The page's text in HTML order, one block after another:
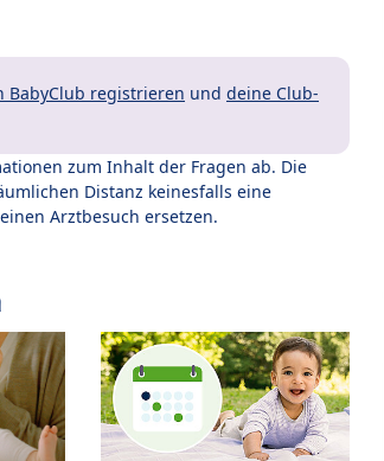
BabyClub registrieren und deine Club-
zum Inhalt der Fragen ab. Die
Distanz keinesfalls eine
Arztbesuch ersetzen.